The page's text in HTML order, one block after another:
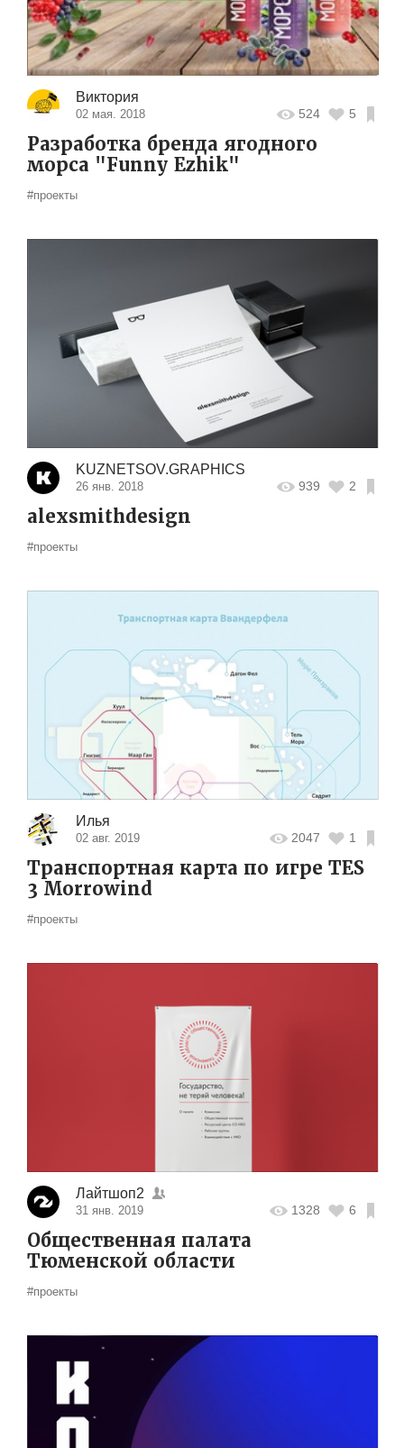
Виктория
02 мая. 2018 524 5
Разработка бренда ягодного
морса "Funny Ezhik"
#проекты
KUZNETSOV.GRAPHICS
26 янв. 2018 939 2
alexsmithdesign
#проекты
Илья
02 авг. 2019 2047 1
Транспортная карта по игре TES
3 Morrowind
#проекты
Лайтшоп2
31 янв. 2019 1328 6
Общественная палата
Тюменской области
#проекты